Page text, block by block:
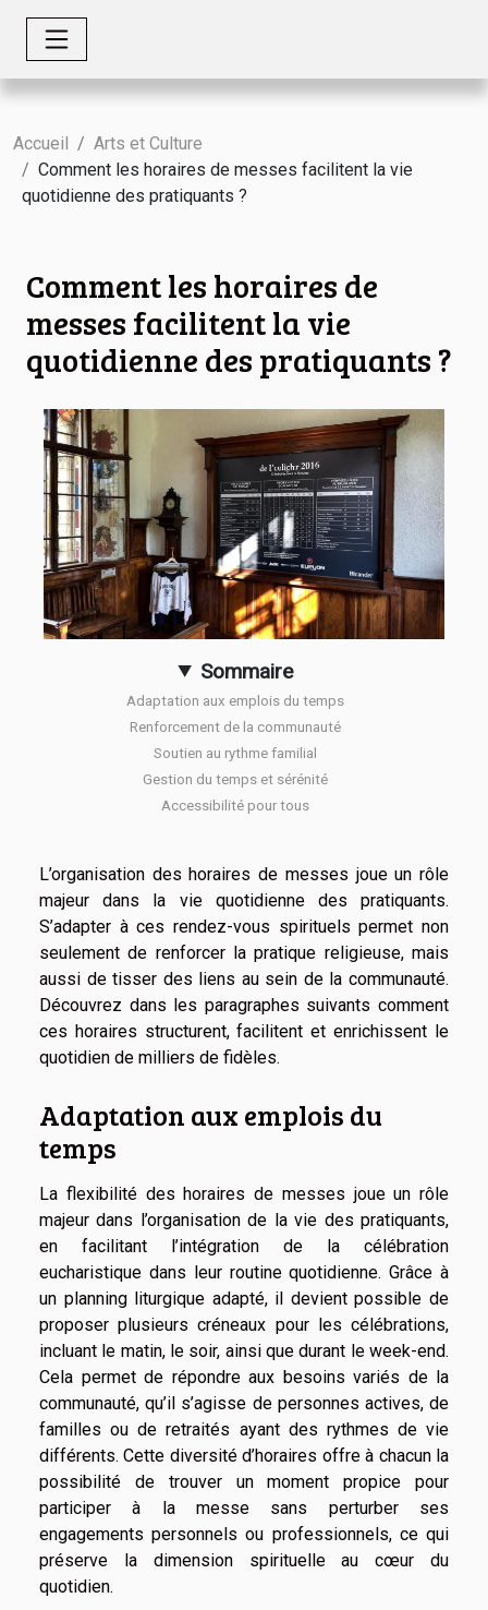
Accueil
Arts et Culture
Comment les horaires de messes facilitent la vie
quotidienne des pratiquants ?
Comment les horaires de
messes facilitent la vie
quotidienne des pratiquants ?
Sommaire
Adaptation aux emplois du temps
Renforcement de la communauté
Soutien au rythme familial
Gestion du temps et sérénité
Accessibilité pour tous
L’organisation des horaires de messes joue un rôle
majeur dans la vie quotidienne des pratiquants.
S’adapter à ces rendez-vous spirituels permet non
seulement de renforcer la pratique religieuse, mais
aussi de tisser des liens au sein de la communauté.
Découvrez dans les paragraphes suivants comment
ces horaires structurent, facilitent et enrichissent le
quotidien de milliers de fidèles.
Adaptation aux emplois du
temps
La flexibilité des horaires de messes joue un rôle
majeur dans l’organisation de la vie des pratiquants,
en facilitant l’intégration de la célébration
eucharistique dans leur routine quotidienne. Grâce à
un planning liturgique adapté, il devient possible de
proposer plusieurs créneaux pour les célébrations,
incluant le matin, le soir, ainsi que durant le week-end.
Cela permet de répondre aux besoins variés de la
communauté, qu’il s’agisse de personnes actives, de
familles ou de retraités ayant des rythmes de vie
différents. Cette diversité d’horaires offre à chacun la
possibilité de trouver un moment propice pour
participer à la messe sans perturber ses
engagements personnels ou professionnels, ce qui
préserve la dimension spirituelle au cœur du
quotidien.